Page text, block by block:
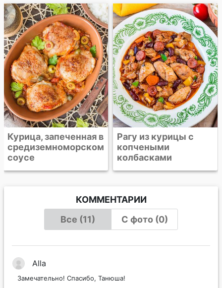
Рагу из курицы с
копчеными
колбасками
Куриные бедра,
запеченные с
сельдереем и
чесноком
КОММЕНТАРИИ
Все (11)
С фото (0)
Alla
Замечательно! Спасибо, Танюша!